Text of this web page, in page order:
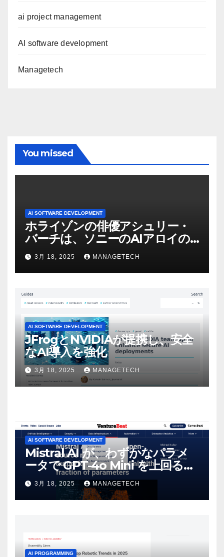
ai project management
AI software development
Managetech
You missed
AI SOFTWARE DEVELOPMENT
ホライゾンの俳優アシュリー・
バーチは、ソニーのAIアロイの
ビデオを見て「ゲームパフォー
マンスという芸術形式に不安を
感じた」と語る – IGN
3月 18, 2025 MANAGETECH
AI SOFTWARE DEVELOPMENT
JFrogとNVIDIAが提携し、安全
なAI導入を強化
3月 18, 2025 MANAGETECH
AI SOFTWARE DEVELOPMENT
Mistral AI が、わずかなパラメ
ータで GPT-4o Mini を上回る新
しいオープンソース モデルをリ
リース | VentureBeat
3月 18, 2025 MANAGETECH
AI PROGRAMMING